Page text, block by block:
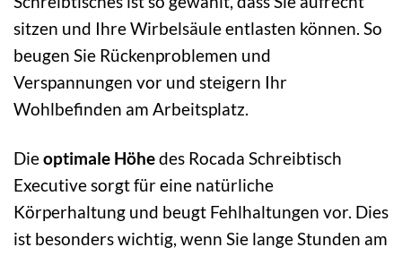
sitzen und Ihre Wirbelsäule entlasten können. So
beugen Sie Rückenproblemen und
Verspannungen vor und steigern Ihr
Wohlbefinden am Arbeitsplatz.
Dieoptimale Höhedes Rocada Schreibtisch
Executive sorgt für eine natürliche
Körperhaltung und beugt Fehlhaltungen vor. Dies
ist besonders wichtig, wenn Sie lange Stunden am